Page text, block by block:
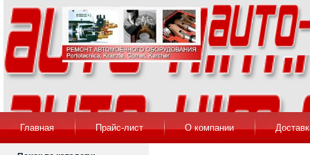
Главная Прайс-лист О компании